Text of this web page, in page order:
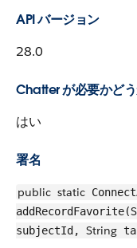
API バージョン
28.0
Chatter が必要かど
はい
署名
public static
addRecordFavorite(
subjectId, String